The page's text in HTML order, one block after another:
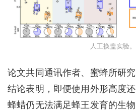
人工换盖实验。
论文共同通讯作者、蜜蜂所研
结论表明，即便使用外形高度
蜂蜡仍无法满足蜂王发育的生